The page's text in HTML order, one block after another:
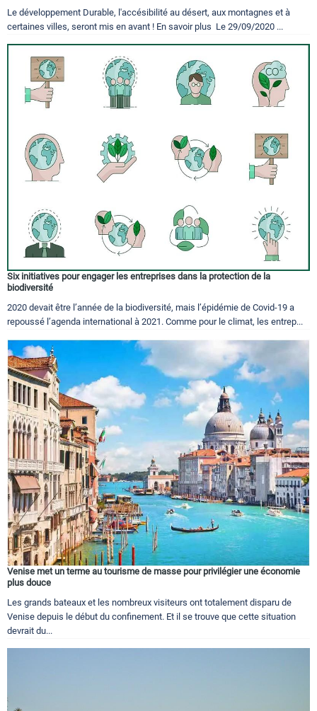
Le développement Durable, l'accésibilité au désert, aux montagnes et à
certaines villes, seront mis en avant ! En savoir plus Le 29/09/2020 ...
Six initiatives pour engager les entreprises dans la protection de la
biodiversité
2020 devait être l’année de la biodiversité, mais l’épidémie de Covid-19 a
repoussé l’agenda international à 2021. Comme pour le climat, les entrep...
Venise met un terme au tourisme de masse pour privilégier une économie
plus douce
Les grands bateaux et les nombreux visiteurs ont totalement disparu de
Venise depuis le début du confinement. Et il se trouve que cette situation
devrait du...